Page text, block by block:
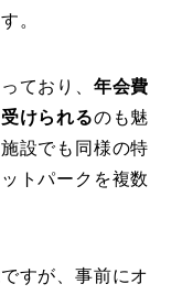
。
ており、 年会費
けられるのも魅
設でも同様の特
トパークを複数
すが、事前にオ